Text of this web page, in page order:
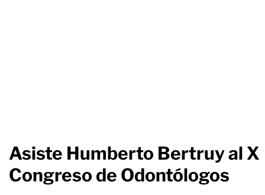
Asiste Humberto Bertruy al X
Congreso de Odontólogos